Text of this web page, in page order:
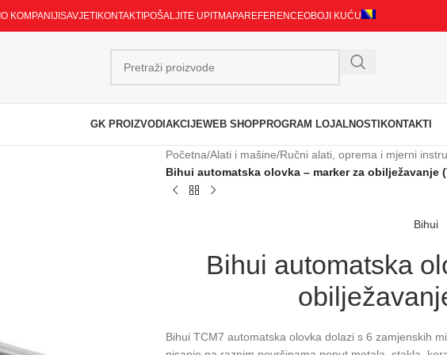
O KOMPANIJI SAVJETI KONTAKTI POŠALJITE UPITMAPAREFERENCEOBOJI KUĆU
GK PROIZVODI AKCIJEWEB SHOPPROGRAM LOJALNOSTI KONTAKTI
Početna/Alati i mašine/Ručni alati, oprema i mjerni
Bihui automatska olovka – marker za obilježavanje
Bihui
Bihui automatska
Bihui TCM7 automatska olovka dolazi s 6 zamjenskih